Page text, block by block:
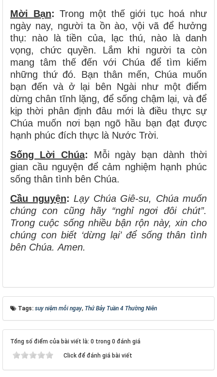
Mời Bạn: Trong một thế giới tục hoá như
ngày nay, người ta ồn ào, vội vã để hưởng
thụ: nào là tiền của, lạc thú, nào là danh
vọng, chức quyền. Lắm khi người ta còn
mang tâm thế đến với Chúa để tìm kiếm
những thứ đó. Bạn thân mến, Chúa muốn
bạn đến và ở lại bên Ngài như một điểm
dừng chân tĩnh lặng, để sống chậm lại, và để
kịp thời phân định đâu mới là điều thực sự
Chúa muốn nơi bạn ngõ hầu bạn đạt được
hạnh phúc đích thực là Nước Trời.
Sống Lời Chúa: Mỗi ngày bạn dành thời
gian cầu nguyện để cảm nghiệm hạnh phúc
sống thân tình bên Chúa.
Cầu nguyện: Lạy Chúa Giê-su, Chúa muốn
chúng con cũng hãy “nghỉ ngơi đôi chút”.
Trong cuộc sống nhiều bận rộn này, xin cho
chúng con biết ‘dừng lại’ để sống thân tình
bên Chúa. Amen.
Tags: suy niệm mỗi ngay, Thứ Bảy Tuần 4 Thường Niên
Tổng số điểm của bài viết là: 0 trong 0 đánh giá
Click để đánh giá bài viết